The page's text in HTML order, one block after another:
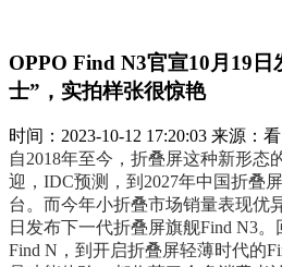
OPPO Find N3官宣10月19
士”，实拍样张很惊艳
时间：2023-10-12 17:20:03 来源：
自2018年至今，折叠屏这种新形态
迎，IDC预测，到2027年中国折叠
台。而今年小折叠市场销量表现优
日发布下一代折叠屏旗舰Find N3
Find N，到开启折叠屏轻薄时代的